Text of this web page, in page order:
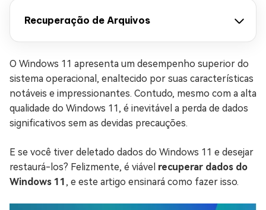
Recuperação de Arquivos
O Windows 11 apresenta um desempenho superior do
sistema operacional, enaltecido por suas características
notáveis e impressionantes. Contudo, mesmo com a alta
qualidade do Windows 11, é inevitável a perda de dados
significativos sem as devidas precauções.
E se você tiver deletado dados do Windows 11 e desejar
restaurá-los? Felizmente, é viável recuperar dados do
Windows 11, e este artigo ensinará como fazer isso.